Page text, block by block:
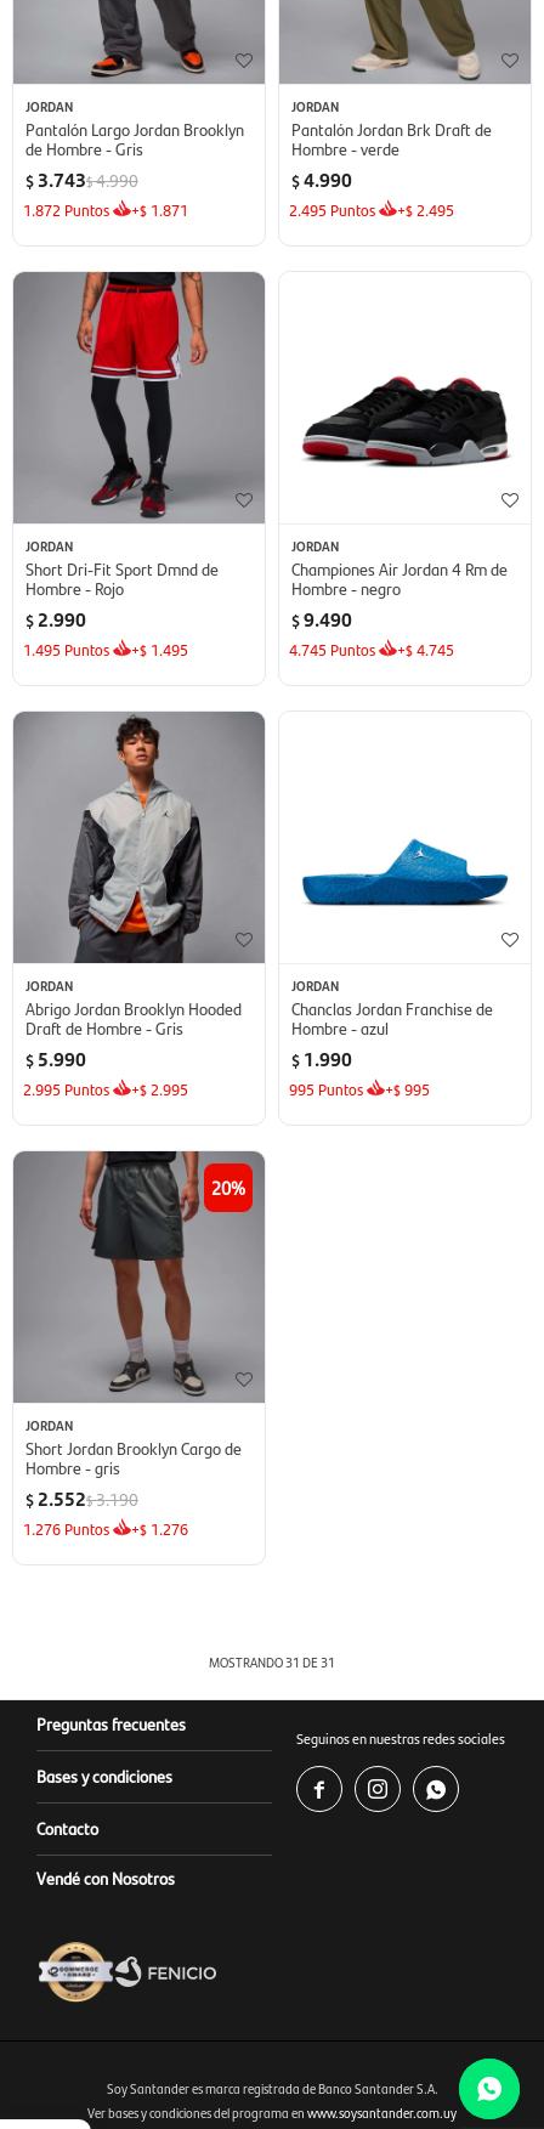
JORDAN
Pantalón Largo Jordan Brooklyn
de Hombre - Gris
$ 3.743$4.990
1.872 Puntos +$ 1.871
JORDAN
Pantalón Jordan Brk Draft de
Hombre - verde
$4.990
2.495 Puntos +$ 2.495
JORDAN
Short Dri-Fit Sport Dmnd de
Hombre - Rojo
$ 2.990
1.495 Puntos +$ 1.495
JORDAN
Championes Air Jordan 4 Rm de
Hombre - negro
$9.490
4.745 Puntos +$4.745
JORDAN
Abrigo Jordan Brooklyn Hooded
Draft de Hombre - Gris
$ 5.990
2.995 Puntos +$ 2.995
JORDAN
Chanclas Jordan Franchise de
Hombre - azul
$ 1.990
995 Puntos +$995
20
JORDAN
Short Jordan Brooklyn Cargo de
Hombre - gris
$ 2.552$3.190
1.276 Puntos +$ 1.276
MOSTRANDO 31 DE 31
Preguntas frecuentes
Bases y condiciones
Contacto
Vendé con Nosotros
Seguinos en nuestras redes sociales
  
Soy Santander es marca registrada de Banco Santander S.A.
Ver bases y condiciones del programa en www.soysantander.com.uy